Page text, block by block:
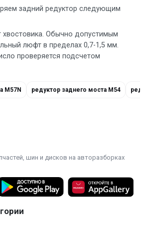
задний редуктор следующим
Обычно допустимым
люфт в пределах 0,7-1,5 мм.
проверяется подсчетом
модели или
и износ редуктора
сухом и промытом редукторе —
M57N редуктор заднего моста M54
шин и дисков на авторазборках